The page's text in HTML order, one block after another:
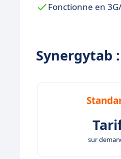
Fonctionne en
Synergytab
sur